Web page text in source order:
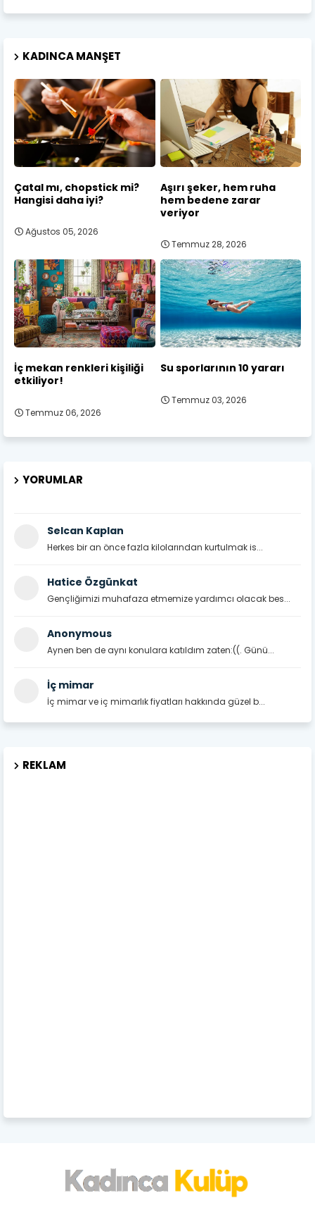
KADINCA MANŞET
Çatal mı, chopstick mi?
Hangisi daha iyi?
Ağustos 05, 2026
Aşırı şeker, hem ruha
hem bedene zarar
veriyor
Temmuz 28, 2026
İç mekan renkleri kişiliği
etkiliyor!
Temmuz 06, 2026
Su sporlarının 10 yararı
Temmuz 03, 2026
YORUMLAR
Selcan Kaplan
Herkes bir an önce fazla kilolarından kurtulmak is...
Hatice Özgünkat
Gençliğimizi muhafaza etmemize yardımcı olacak bes...
Anonymous
Aynen ben de aynı konulara katıldım zaten:((. Günü...
İç mimar
İç mimar ve iç mimarlık fiyatları hakkında güzel b...
REKLAM